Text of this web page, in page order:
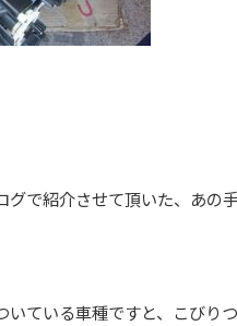
グで紹介させて頂いた、あの
ている車種ですと、こびり